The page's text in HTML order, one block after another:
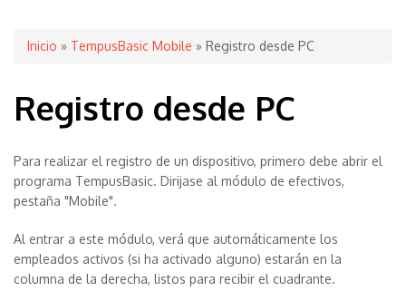
Se encuentra usted aquí
Inicio » TempusBasic Mobile » Registro desde PC
Registro desde PC
Para realizar el registro de un dispositivo, primero debe abrir el
programa TempusBasic. Dirijase al módulo de efectivos,
pestaña "Mobile".
Al entrar a este módulo, verá que automáticamente los
empleados activos (si ha activado alguno) estarán en la
columna de la derecha, listos para recibir el cuadrante.